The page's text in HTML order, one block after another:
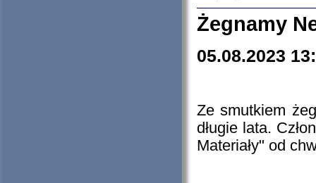
Żegnamy
05.08.2023
Ze smutkiem
długie lata.
Materiały" od